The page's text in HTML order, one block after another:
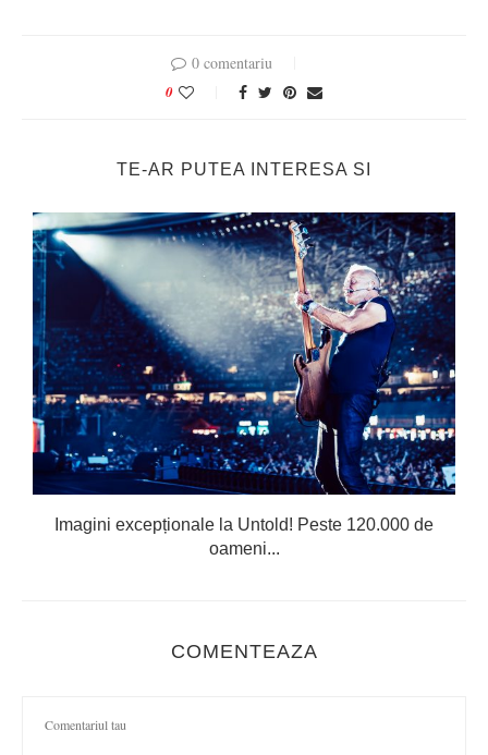
0 comentariu
0
TE-AR PUTEA INTERESA SI
Imagini excepționale la Untold! Peste 120.000 de
oameni...
COMENTEAZA